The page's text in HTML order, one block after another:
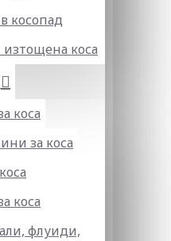
косопад
изтощена коса
коса
за коса
коса
флуиди,